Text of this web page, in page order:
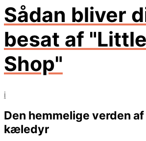
Sådan bliver
besat af
Shop"
i
Den hemmelige verden af
kæledyr